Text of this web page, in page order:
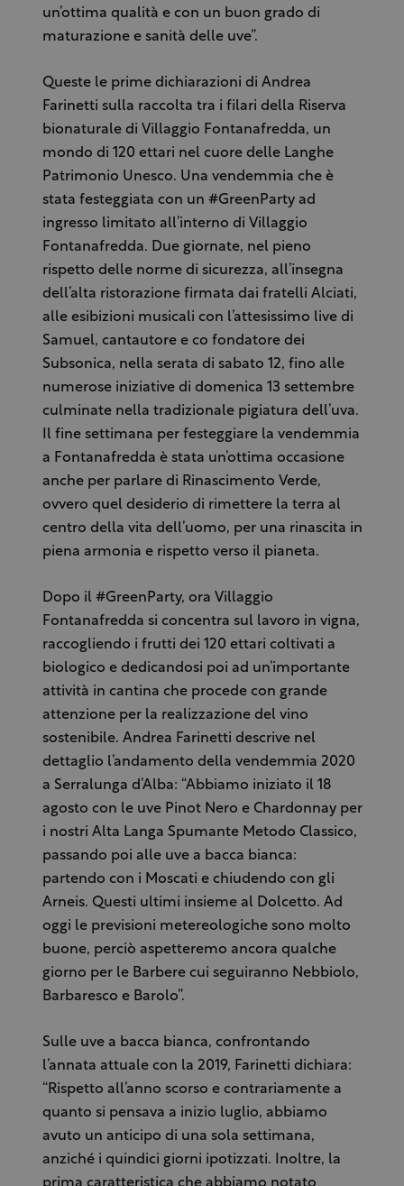
un’ottima qualità e con un buon grado di
maturazione e sanità delle uve”.
Queste le prime dichiarazioni di Andrea
Farinetti sulla raccolta tra i filari della Riserva
bionaturale di Villaggio Fontanafredda, un
mondo di 120 ettari nel cuore delle Langhe
Patrimonio Unesco. Una vendemmia che è
stata festeggiata con un #GreenParty ad
ingresso limitato all’interno di Villaggio
Fontanafredda. Due giornate, nel pieno
rispetto delle norme di sicurezza, all’insegna
dell’alta ristorazione firmata dai fratelli Alciati,
alle esibizioni musicali con l’attesissimo live di
Samuel, cantautore e co fondatore dei
Subsonica, nella serata di sabato 12, fino alle
numerose iniziative di domenica 13 settembre
culminate nella tradizionale pigiatura dell’uva.
Il fine settimana per festeggiare la vendemmia
a Fontanafredda è stata un’ottima occasione
anche per parlare di Rinascimento Verde,
ovvero quel desiderio di rimettere la terra al
centro della vita dell’uomo, per una rinascita in
piena armonia e rispetto verso il pianeta.
Dopo il #GreenParty, ora Villaggio
Fontanafredda si concentra sul lavoro in vigna,
raccogliendo i frutti dei 120 ettari coltivati a
biologico e dedicandosi poi ad un’importante
attività in cantina che procede con grande
attenzione per la realizzazione del vino
sostenibile. Andrea Farinetti descrive nel
dettaglio l’andamento della vendemmia 2020
a Serralunga d’Alba: “Abbiamo iniziato il 18
agosto con le uve Pinot Nero e Chardonnay per
i nostri Alta Langa Spumante Metodo Classico,
passando poi alle uve a bacca bianca:
partendo con i Moscati e chiudendo con gli
Arneis. Questi ultimi insieme al Dolcetto. Ad
oggi le previsioni metereologiche sono molto
buone, perciò aspetteremo ancora qualche
giorno per le Barbere cui seguiranno Nebbiolo,
Barbaresco e Barolo”.
Sulle uve a bacca bianca, confrontando
l’annata attuale con la 2019, Farinetti dichiara:
“Rispetto all’anno scorso e contrariamente a
quanto si pensava a inizio luglio, abbiamo
avuto un anticipo di una sola settimana,
anziché i quindici giorni ipotizzati. Inoltre, la